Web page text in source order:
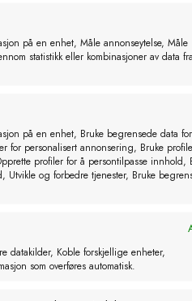
på en enhet, Måle annonseytelse, Måle
statistikk eller kombinasjoner av data
på en enhet, Bruke begrensede data
for personalisert annonsering, Bruke
profiler for å persontilpasse innhold,
Utvikle og forbedre tjenester, Bruke
datakilder, Koble forskjellige enheter,
som overføres automatisk.